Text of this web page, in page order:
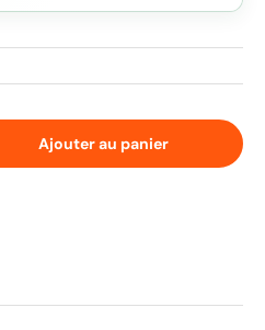
la quantité
Ajouter au panier